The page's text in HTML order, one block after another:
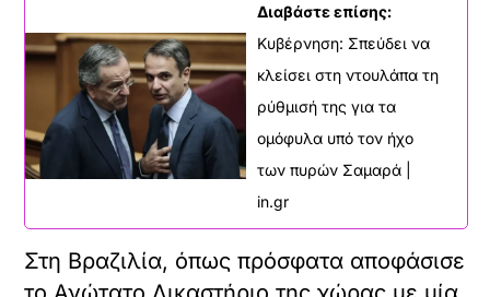
Διαβάστε επίσης:
Κυβέρνηση: Σπεύδει να
κλείσει στη ντουλάπα τη
ρύθμισή της για τα
ομόφυλα υπό τον ήχο
των πυρών Σαμαρά |
in.gr
Στη Βραζιλία, όπως πρόσφατα αποφάσισε